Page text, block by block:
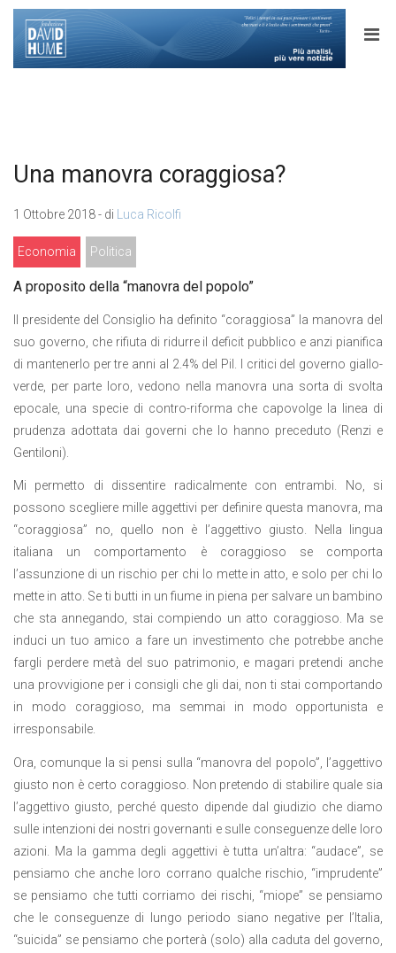
Una manovra coraggiosa?
1 Ottobre 2018 - di Luca Ricolfi
Economia Politica
A proposito della “manovra del popolo”
Il presidente del Consiglio ha definito “coraggiosa” la manovra del
suo governo, che rifiuta di ridurre il deficit pubblico e anzi pianifica
di mantenerlo per tre anni al 2.4% del Pil. I critici del governo giallo-
verde, per parte loro, vedono nella manovra una sorta di svolta
epocale, una specie di contro-riforma che capovolge la linea di
prudenza adottata dai governi che lo hanno preceduto (Renzi e
Gentiloni).
Mi permetto di dissentire radicalmente con entrambi. No, si
possono scegliere mille aggettivi per definire questa manovra, ma
“coraggiosa” no, quello non è l’aggettivo giusto. Nella lingua
italiana un comportamento è coraggioso se comporta
l’assunzione di un rischio per chi lo mette in atto, e solo per chi lo
mette in atto. Se ti butti in un fiume in piena per salvare un bambino
che sta annegando, stai compiendo un atto coraggioso. Ma se
induci un tuo amico a fare un investimento che potrebbe anche
fargli perdere metà del suo patrimonio, e magari pretendi anche
una provvigione per i consigli che gli dai, non ti stai comportando
in modo coraggioso, ma semmai in modo opportunista e
irresponsabile.
Ora, comunque la si pensi sulla “manovra del popolo”, l’aggettivo
giusto non è certo coraggioso. Non pretendo di stabilire quale sia
l’aggettivo giusto, perché questo dipende dal giudizio che diamo
sulle intenzioni dei nostri governanti e sulle conseguenze delle loro
azioni. Ma la gamma degli aggettivi è tutta un’altra: “audace”, se
pensiamo che anche loro corrano qualche rischio, “imprudente”
se pensiamo che tutti corriamo dei rischi, “miope” se pensiamo
che le conseguenze di lungo periodo siano negative per l’Italia,
“suicida” se pensiamo che porterà (solo) alla caduta del governo,